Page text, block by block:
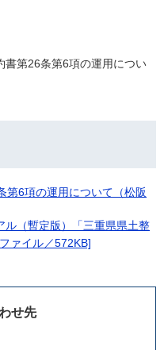
書第26条第6項の運用につい
第6項の運用について（松阪
ル（暫定版）「三重県県土整
ァイル／572KB]
せ先